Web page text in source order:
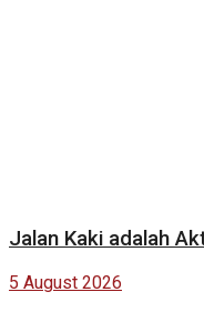
Jalan Kaki adalah
5 August 2026